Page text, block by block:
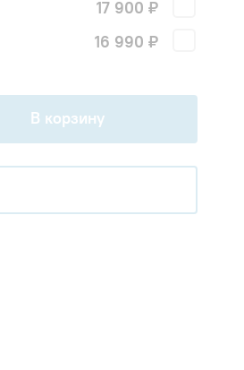
17 900 ₽
16 990 ₽
В корзину